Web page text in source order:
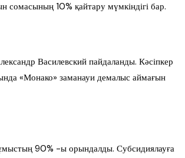
сомасының 10% қайтару мүмкіндігі бар.
Василевский пайдаланды. Кәсіпкер
«Монако» заманауи демалыс аймағын
90% -ы орындалды. Субсидиялауға